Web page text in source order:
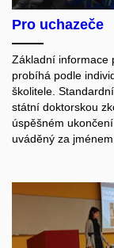
Pro uchazeče
Základní informace
probíhá podle
školitele.
státní doktorskou
úspěšném
uváděný za jménem.